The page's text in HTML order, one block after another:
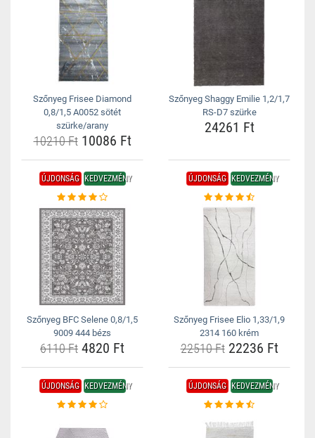
Szőnyeg Frisee Diamond
0,8/1,5 A0052 sötét
szürke/arany
10210 Ft10086 Ft
Szőnyeg Shaggy Emilie 1,2/1,7
RS-D7 szürke
24261 Ft
ÚJDONSÁG KEDVEZMÉNY
Szőnyeg BFC Selene 0,8/1,5
9009 444 bézs
6110 Ft 4820 Ft
ÚJDONSÁG KEDVEZMÉNY
Szőnyeg Frisee Elio 1,33/1,9
2314 160 krém
22510 Ft22236 Ft
ÚJDONSÁG KEDVEZMÉNY ÚJDONSÁG KEDVEZMÉNY